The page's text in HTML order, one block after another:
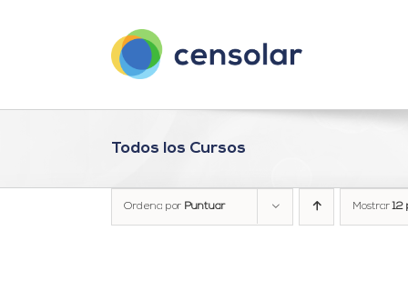
Todos los Cursos
Ordena por Puntuar Mostrar12